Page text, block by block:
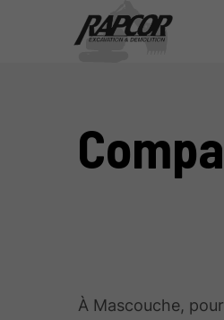
À Mascouche,